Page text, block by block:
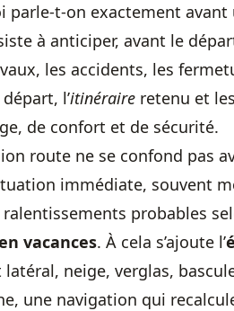
parle-t-on exactement avant
à anticiper, avant le
les accidents, les
l’itinéraire retenu et
de confort et de sécurité.
route ne se confond pas
immédiate, souvent
probables
vacances. À cela s’ajoute l’
neige, verglas,
une navigation qui